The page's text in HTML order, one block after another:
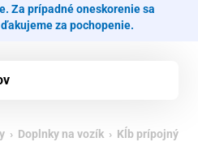
Za prípadné oneskorenie sa
za pochopenie.
› Doplnky na vozík › Kĺb prípojný